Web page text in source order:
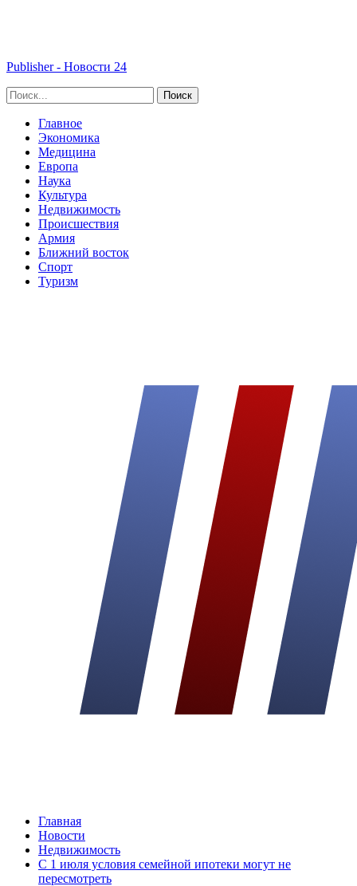
Publisher - Новости 24
Главное
Экономика
Медицина
Европа
Наука
Культура
Недвижимость
Происшествия
Армия
Ближний восток
Спорт
Туризм
Главная
Новости
Недвижимость
С 1 июля условия семейной ипотеки могут не
пересмотреть